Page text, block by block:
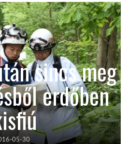
sincs meg
erdőben
05-30